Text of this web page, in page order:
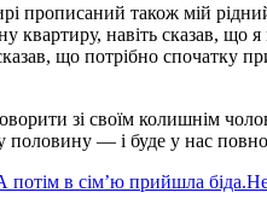
прописаний також мій
квартиру, навіть сказав, що
що потрібно спочатку
зі своїм колишнім
половину — і буде у нас
потім в сім’ю прийшла